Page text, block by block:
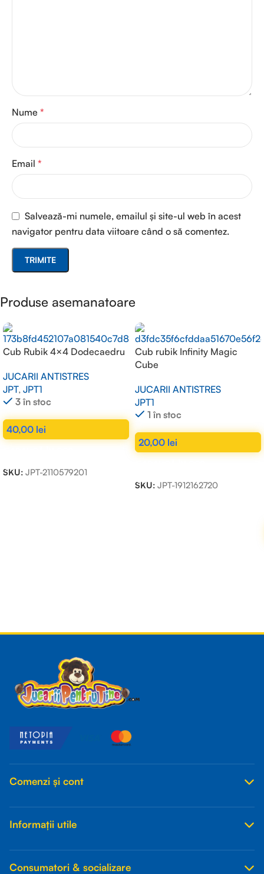
Nume *
Email *
Salvează-mi numele, emailul și site-ul web în acest
navigator pentru data viitoare când o să comentez.
Produse asemanatoare
Cub Rubik 4×4 Dodecaedru
JUCARII ANTISTRES
JPT, JPT1
3 în stoc
40,00 lei
SKU: JPT-2110579201
Cub rubik Infinity Magic
Cube
JUCARII ANTISTRES
JPT1
1 în stoc
20,00 lei
SKU: JPT-1912162720
Comenzi și cont
Informații utile
Consumatori & socializare